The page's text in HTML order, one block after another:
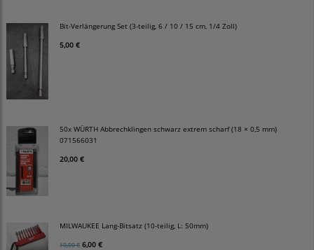
Bit-Verlängerung Set (3-teilig, 6 / 10 / 15 cm, 1/4 Zoll)
5,00 €
50x WÜRTH Abbrechklingen schwarz extrem scharf (18 × 0,5 mm)
071566031
20,00 €
MILWAUKEE Lang-Bitsatz (10-teilig, L: 50mm)
10,00 € 6,00 €